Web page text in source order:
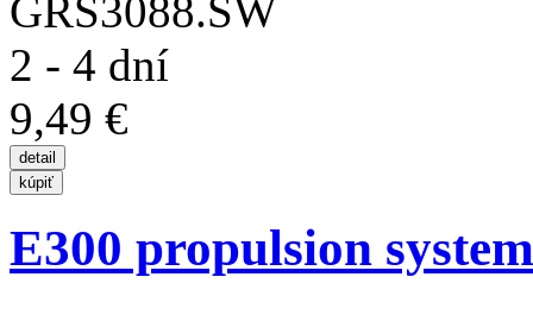
GRS3088.SW
2 - 4 dní
9,49 €
E300 propulsion